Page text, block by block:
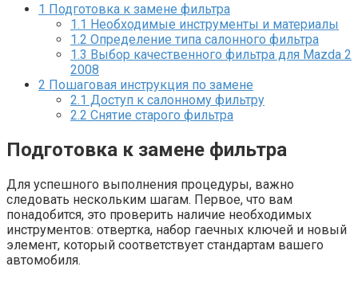
1 Подготовка к замене фильтра
1.1 Необходимые инструменты и материалы
1.2 Определение типа салонного фильтра
1.3 Выбор качественного фильтра для Mazda 2
2008
2 Пошаговая инструкция по замене
2.1 Доступ к салонному фильтру
2.2 Снятие старого фильтра
Подготовка к замене фильтра
Для успешного выполнения процедуры, важно
следовать нескольким шагам. Первое, что вам
понадобится, это проверить наличие необходимых
инструментов: отвертка, набор гаечных ключей и новый
элемент, который соответствует стандартам вашего
автомобиля.